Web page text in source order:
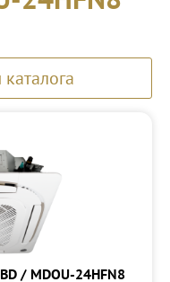
/ MDOU-24HFN8